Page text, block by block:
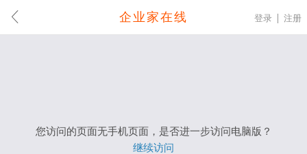
企业家在线 登录 注册
您访问的页面无手机页面，是否进一步访问电脑版？
继续访问